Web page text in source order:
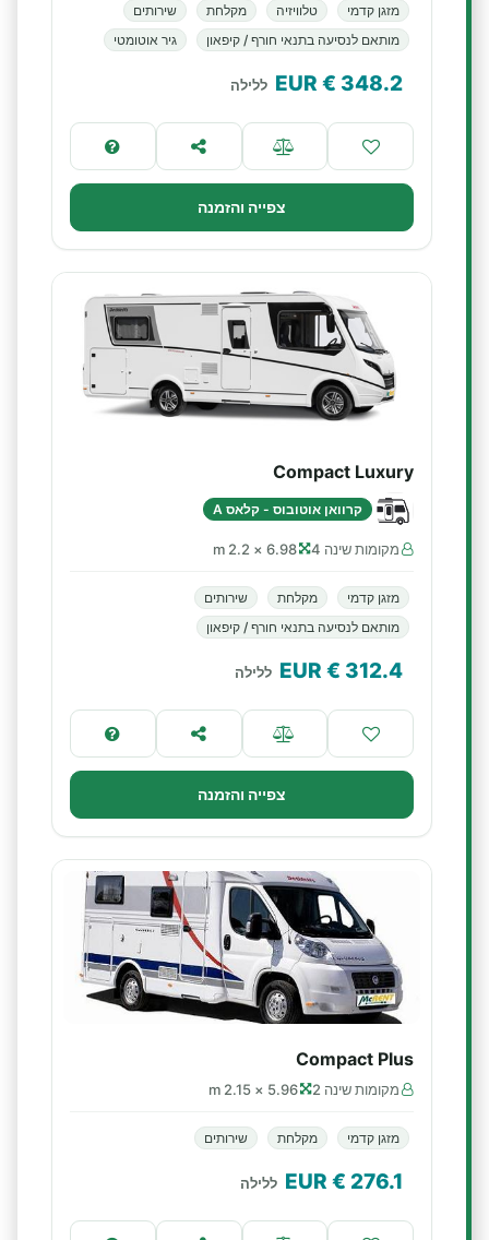
מזגן קדמי טלוויזיה מקלחת
שירותים
מותאם לנסיעה בתנאי חורף / קיפאון
גיר אוטומטי
348.2
€ EUR ללילה
צפייה והזמנה
Compact Luxury
קרוואן אוטובוס - קלאס A
מקומות שינה 4 6.98 × 2.2 m
מזגן קדמי מקלחת
שירותים
מותאם לנסיעה בתנאי חורף / קיפאון
312.4
€ EUR ללילה
צפייה והזמנה
Compact Plus
מקומות שינה 2 5.96 × 2.15 m
מזגן קדמי מקלחת שירותים
276.1
€ EUR ללילה